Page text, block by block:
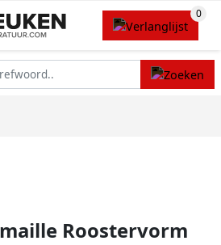
Roostervorm